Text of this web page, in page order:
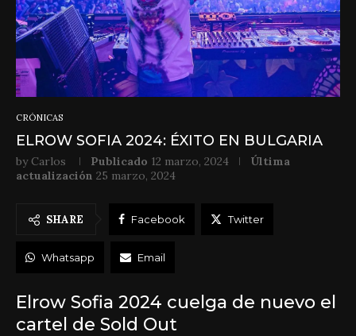
CRÓNICAS
ELROW SOFIA 2024: ÉXITO EN BULGARIA
by Carlos Publicado 12 marzo, 2024
Última
actualización 25 marzo, 2024
SHARE Facebook Twitter
Whatsapp Email
Elrow Sofia 2024 cuelga de nuevo el
cartel de Sold Out